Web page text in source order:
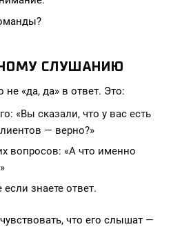
СЛУШАНИЮ
«да, да» в ответ. Это:
«Вы сказали, что у вас есть
— верно?»
вопросов: «А что именно
знаете ответ.
что его слышат —